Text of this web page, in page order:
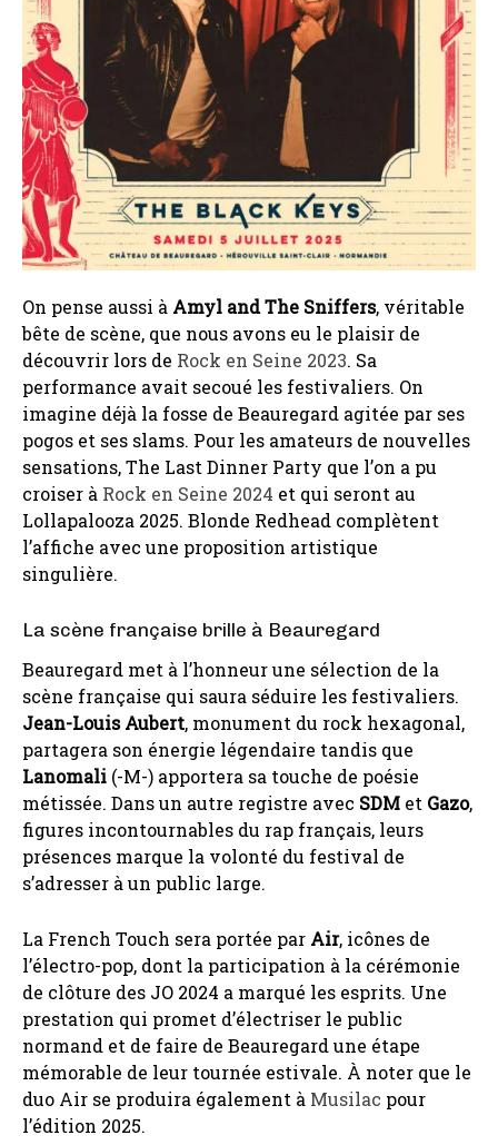
On pense aussi à Amyl and The Sniffers, véritable
bête de scène, que nous avons eu le plaisir de
découvrir lors de Rock en Seine 2023. Sa
performance avait secoué les festivaliers. On
imagine déjà la fosse de Beauregard agitée par ses
pogos et ses slams. Pour les amateurs de nouvelles
sensations, The Last Dinner Party que l’on a pu
croiser à Rock en Seine 2024 et qui seront au
Lollapalooza 2025. Blonde Redhead complètent
l’affiche avec une proposition artistique
singulière.
La scène française brille à Beauregard
Beauregard met à l’honneur une sélection de la
scène française qui saura séduire les festivaliers.
Jean-Louis Aubert, monument du rock hexagonal,
partagera son énergie légendaire tandis que
Lanomali (-M-) apportera sa touche de poésie
métissée. Dans un autre registre avec SDM et Gazo,
figures incontournables du rap français, leurs
présences marque la volonté du festival de
s’adresser à un public large.
La French Touch sera portée par Air, icônes de
l’électro-pop, dont la participation à la cérémonie
de clôture des JO 2024 a marqué les esprits. Une
prestation qui promet d’électriser le public
normand et de faire de Beauregard une étape
mémorable de leur tournée estivale. À noter que le
duo Air se produira également à Musilac pour
l’édition 2025.